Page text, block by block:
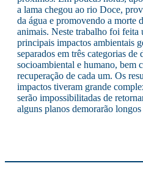
a lama chegou ao rio Doce,
da água e promovendo a morte
animais. Neste trabalho foi feita
principais impactos ambientais
separados em três categorias de
socioambiental e humano, bem
recuperação de cada um. Os
impactos tiveram grande
serão impossibilitadas de
alguns planos demorarão